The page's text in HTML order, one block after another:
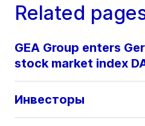
Related
GEA Group enters
stock market index
Инвесторы